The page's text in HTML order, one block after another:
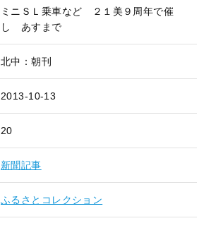
ミニＳＬ乗車など ２１美９周年で催
し あすまで
北中：朝刊
2013-10-13
20
新聞記事
ふるさとコレクション